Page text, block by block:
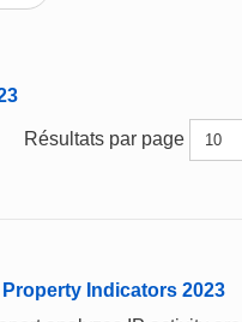
Résultats par page
Indicators 2023